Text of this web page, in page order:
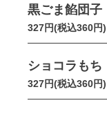
黒ごま餡団子
327円(税込360円)
ショコラもち
327円(税込360円)